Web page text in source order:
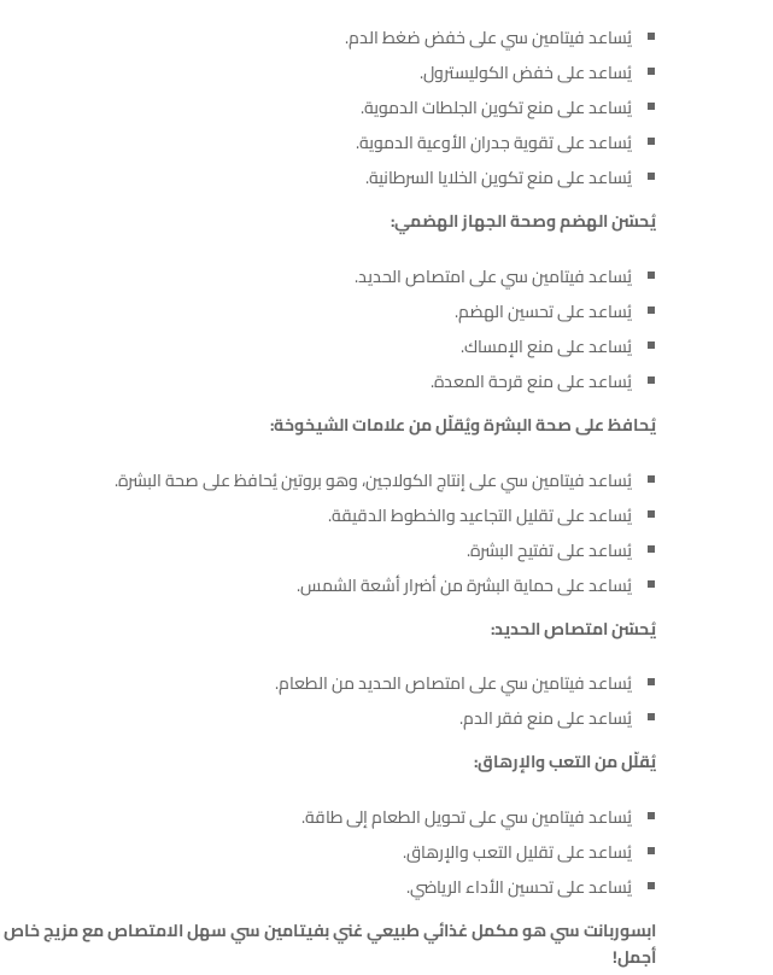
يُساعد فيتامين سي على خفض ضغط الدم.
يُساعد على خفض الكوليسترول.
يُساعد على منع تكوين الجلطات الدموية.
يُساعد على تقوية جدران الأوعية الدموية.
يُساعد على منع تكوين الخلايا السرطانية.
يُحسّن الهضم وصحة الجهاز الهضمي:
يُساعد فيتامين سي على امتصاص الحديد.
يُساعد على تحسين الهضم.
يُساعد على منع الإمساك.
يُساعد على منع قرحة المعدة.
يُحافظ على صحة البشرة ويُقلّل من علامات الشيخوخة:
يُساعد فيتامين سي على إنتاج الكولاجين، وهو بروتين يُحافظ على صحة البشرة.
يُساعد على تقليل التجاعيد والخطوط الدقيقة.
يُساعد على تفتيح البشرة.
يُساعد على حماية البشرة من أضرار أشعة الشمس.
يُحسّن امتصاص الحديد:
يُساعد فيتامين سي على امتصاص الحديد من الطعام.
يُساعد على منع فقر الدم.
يُقلّل من التعب والإرهاق:
يُساعد فيتامين سي على تحويل الطعام إلى طاقة.
يُساعد على تقليل التعب والإرهاق.
يُساعد على تحسين الأداء الرياضي.
ابسوربانت سي هو مكمل غذائي طبيعي غني بفيتامين سي سهل الامتصاص مع مزيج خاص
أجمل!